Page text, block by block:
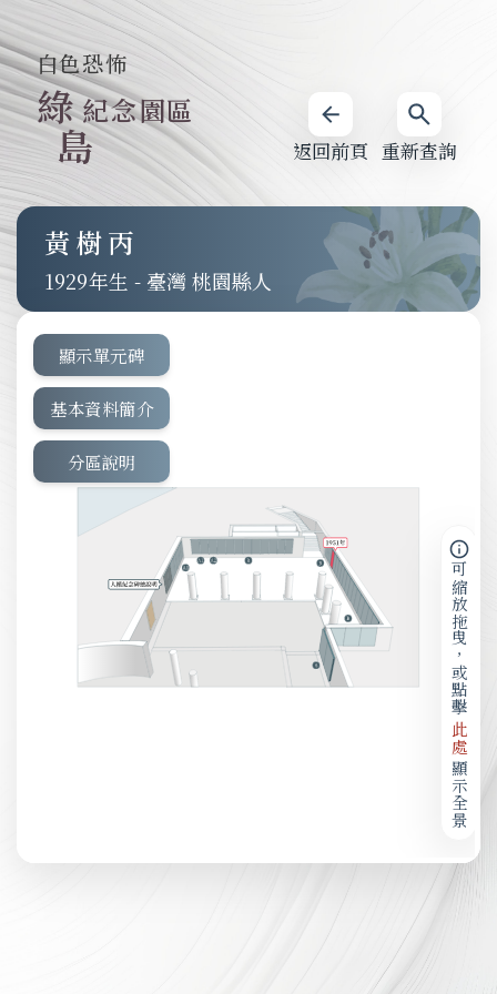
重新查詢
返回前頁
白色恐怖
綠
島
紀念園區
黃樹丙
1929 - 臺灣 桃園縣人
顯示單元碑
基本資料簡介
分區說明
可縮放拖曳，或點擊
此處
顯示全景